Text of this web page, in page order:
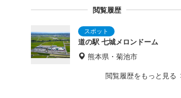
閲覧履歴
道の駅 七城メロンドーム
熊本県・菊池市
閲覧履歴をもっと見る